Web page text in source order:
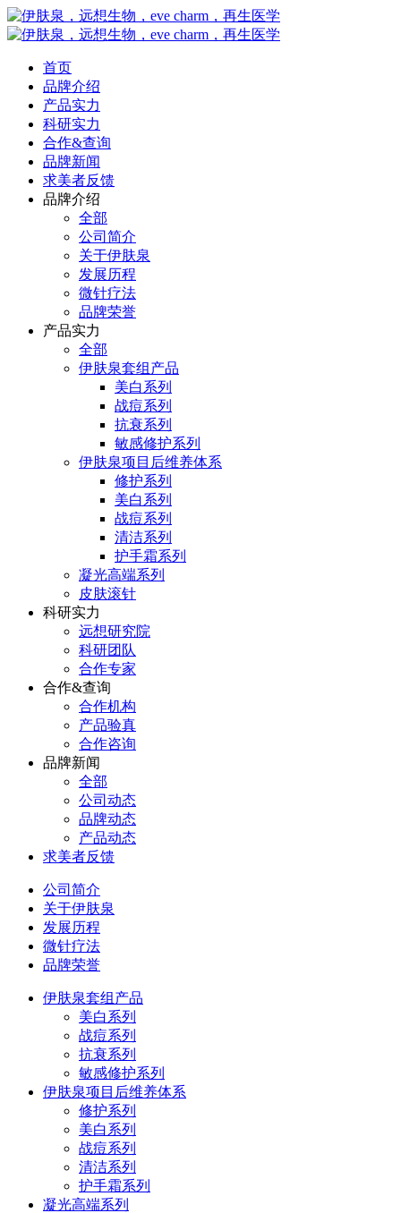
首页
品牌介绍
产品实力
科研实力
合作&查询
品牌新闻
求美者反馈
品牌介绍
全部
公司简介
关于伊肤泉
发展历程
微针疗法
品牌荣誉
产品实力
全部
伊肤泉套组产品
美白系列
战痘系列
抗衰系列
敏感修护系列
伊肤泉项目后维养体系
修护系列
美白系列
战痘系列
清洁系列
护手霜系列
凝光高端系列
皮肤滚针
科研实力
远想研究院
科研团队
合作专家
合作&查询
合作机构
产品验真
合作咨询
品牌新闻
全部
公司动态
品牌动态
产品动态
求美者反馈
公司简介
关于伊肤泉
发展历程
微针疗法
品牌荣誉
伊肤泉套组产品
美白系列
战痘系列
抗衰系列
敏感修护系列
伊肤泉项目后维养体系
修护系列
美白系列
战痘系列
清洁系列
护手霜系列
凝光高端系列